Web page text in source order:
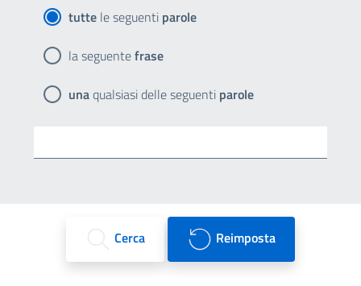
tutte le seguenti parole
la seguentefrase
unaqualsiasi delle seguenti parole
Cerca Reimposta